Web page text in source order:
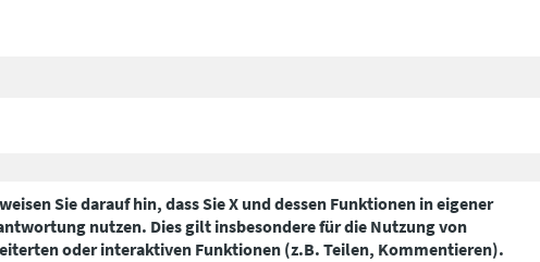
Sie darauf hin, dass Sie X und dessen Funktionen in eigener
nutzen. Dies gilt insbesondere für die Nutzung von
oder interaktiven Funktionen (z.B. Teilen, Kommentieren).